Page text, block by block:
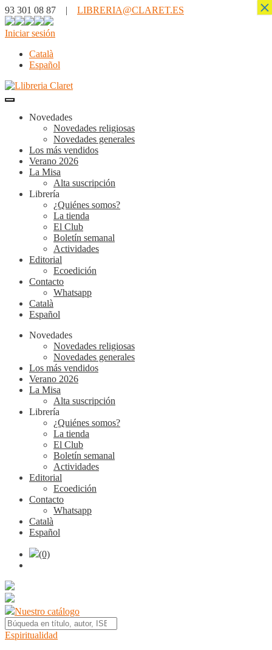
93 301 08 87 | LIBRERIA@CLARET.ES
Iniciar sesión
Català
Español
Novedades
Novedades religiosas
Novedades generales
Los más vendidos
Verano 2026
La Misa
Alta suscripción
Librería
¿Quiénes somos?
La tienda
El Club
Boletín semanal
Actividades
Editorial
Ecoedición
Contacto
Whatsapp
Català
Español
Novedades
Novedades religiosas
Novedades generales
Los más vendidos
Verano 2026
La Misa
Alta suscripción
Librería
¿Quiénes somos?
La tienda
El Club
Boletín semanal
Actividades
Editorial
Ecoedición
Contacto
Whatsapp
Català
Español
(0)
Nuestro catálogo
Espiritualidad
×